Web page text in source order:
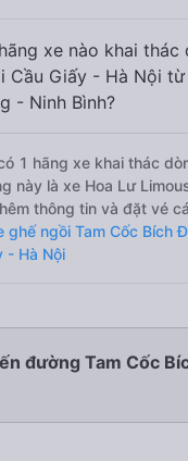
xe nào khai thác
Cầu Giấy - Hà Nội từ
- Ninh Bình?
1 hãng xe khai thác
này là xe Hoa Lư
thông tin và đặt vé
ghế ngồi Tam Cốc Bích
- Hà Nội
đường Tam Cốc